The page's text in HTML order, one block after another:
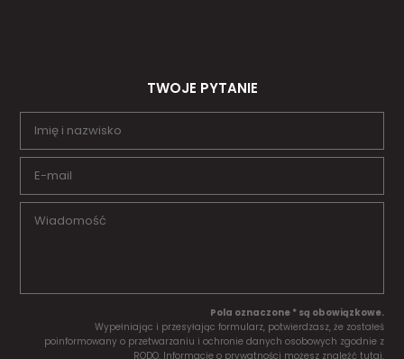
TWOJE PYTANIE
Pola oznaczone * są obowiązkowe.
Wypełniając i przesyłając formularz, potwierdzasz, że zostałeś
poinformowany o przetwarzaniu i ochronie danych osobowych zgodnie z
RODO. Informacje o prywatności możesz znaleźć tutaj.